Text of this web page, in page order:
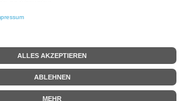
Vertrag widerrufen
Mehrwertsteuer zzgl.Versandkosten+ ggf. zzgl.